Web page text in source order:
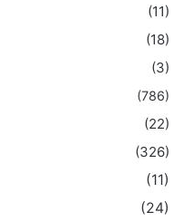
(11)
(18)
(3)
(786)
(22)
(326)
(11)
(24)